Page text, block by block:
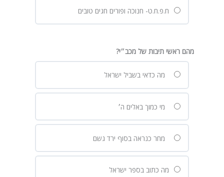
ח.פ.ח.ט- חנוכה ופורים חגים טובים
מהם ראשי תיבות של מכב״י?
מה כדאי בשביל ישראל
מי כמוך באלים ה׳
מחר כנראה בסוף ירד גשם
מה כתוב בספר ישראל